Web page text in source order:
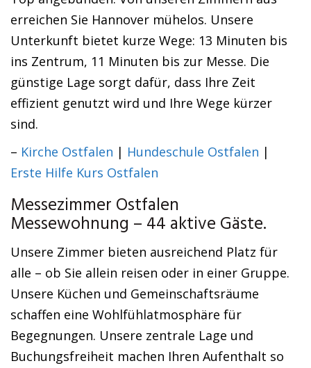
erreichen Sie Hannover mühelos. Unsere
Unterkunft bietet kurze Wege: 13 Minuten bis
ins Zentrum, 11 Minuten bis zur Messe. Die
günstige Lage sorgt dafür, dass Ihre Zeit
effizient genutzt wird und Ihre Wege kürzer
sind.
– Kirche Ostfalen | Hundeschule Ostfalen |
Erste Hilfe Kurs Ostfalen
Messezimmer Ostfalen
Messewohnung – 44 aktive Gäste.
Unsere Zimmer bieten ausreichend Platz für
alle – ob Sie allein reisen oder in einer Gruppe.
Unsere Küchen und Gemeinschaftsräume
schaffen eine Wohlfühlatmosphäre für
Begegnungen. Unsere zentrale Lage und
Buchungsfreiheit machen Ihren Aufenthalt so